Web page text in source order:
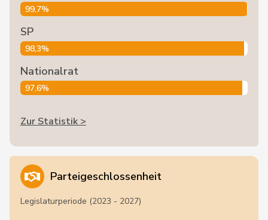
99,7%
SP
98,3%
Nationalrat
97,6%
Zur Statistik >
Parteigeschlossenheit
Legislaturperiode (2023 - 2027)